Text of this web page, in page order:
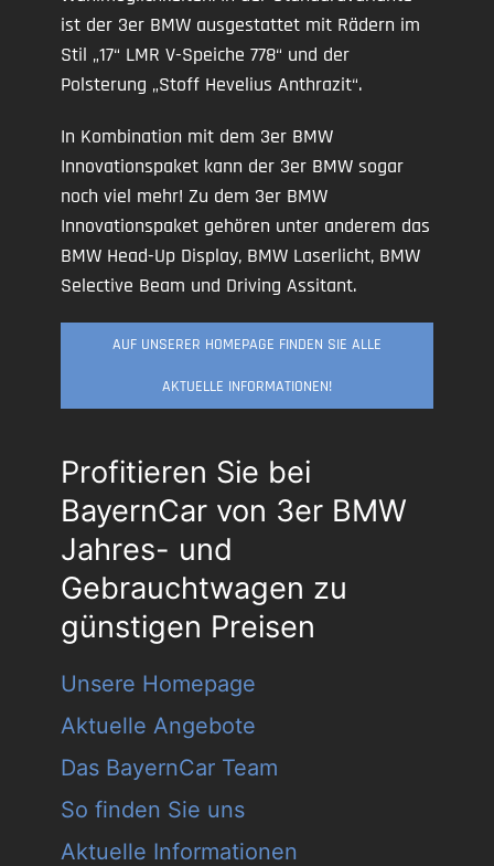
ist der 3er BMW ausgestattet mit Rädern im
Stil „17“ LMR V-Speiche 778“ und der
Polsterung „Stoff Hevelius Anthrazit“.
In Kombination mit dem 3er BMW
Innovationspaket kann der 3er BMW sogar
noch viel mehr! Zu dem 3er BMW
Innovationspaket gehören unter anderem das
BMW Head-Up Display, BMW Laserlicht, BMW
Selective Beam und Driving Assitant.
AUF UNSERER HOMEPAGE FINDEN SIE ALLE
AKTUELLE INFORMATIONEN!
Profitieren Sie bei
BayernCar von 3er BMW
Jahres- und
Gebrauchtwagen zu
günstigen Preisen
Unsere Homepage
Aktuelle Angebote
Das BayernCar Team
So finden Sie uns
Aktuelle Informationen